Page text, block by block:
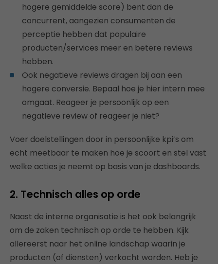
hogere gemiddelde score) bent dan de
concurrent, aangezien consumenten de
perceptie hebben dat populaire
producten/services meer en betere reviews
hebben.
Ook negatieve reviews dragen bij aan een
hogere conversie. Bepaal hoe je hier intern mee
omgaat. Reageer je persoonlijk op een
negatieve review of reageer je niet?
Voer doelstellingen door in persoonlijke kpi’s om
echt meetbaar te maken hoe je scoort en stel vast
welke acties je neemt op basis van je dashboards.
2. Technisch alles op orde
Naast de interne organisatie is het ook belangrijk
om de zaken technisch op orde te hebben. Kijk
allereerst naar het online landschap waarin je
producten (of diensten) verkocht worden. Heb je